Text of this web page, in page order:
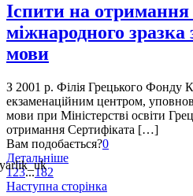
Іспити на
міжнародного зразка
мови
З 2001 р. Філія Грецького Фонду
екзаменаційним центром,
мови при Міністерстві освіти
отримання Сертифіката […]
Вам подобається?0
Детальніше
123...182
Наступна сторінка